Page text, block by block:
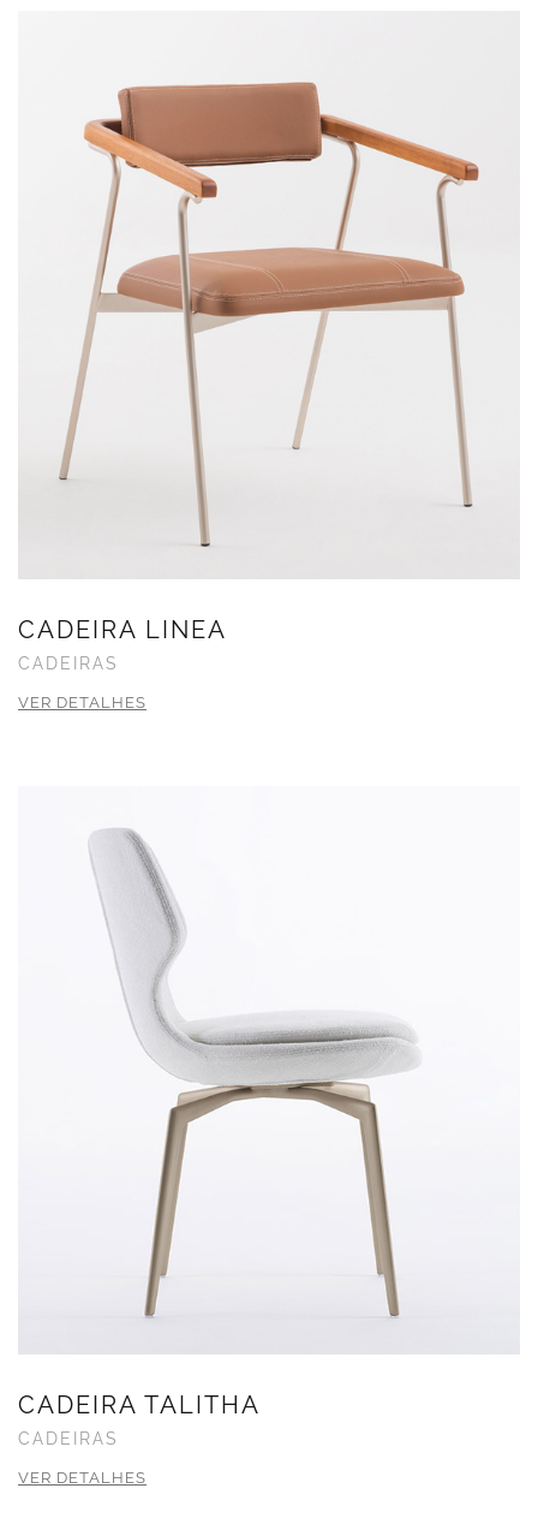
CADEIRA LINEA
CADEIRAS
VER DETALHES
CADEIRA TALITHA
CADEIRAS
VER DETALHES